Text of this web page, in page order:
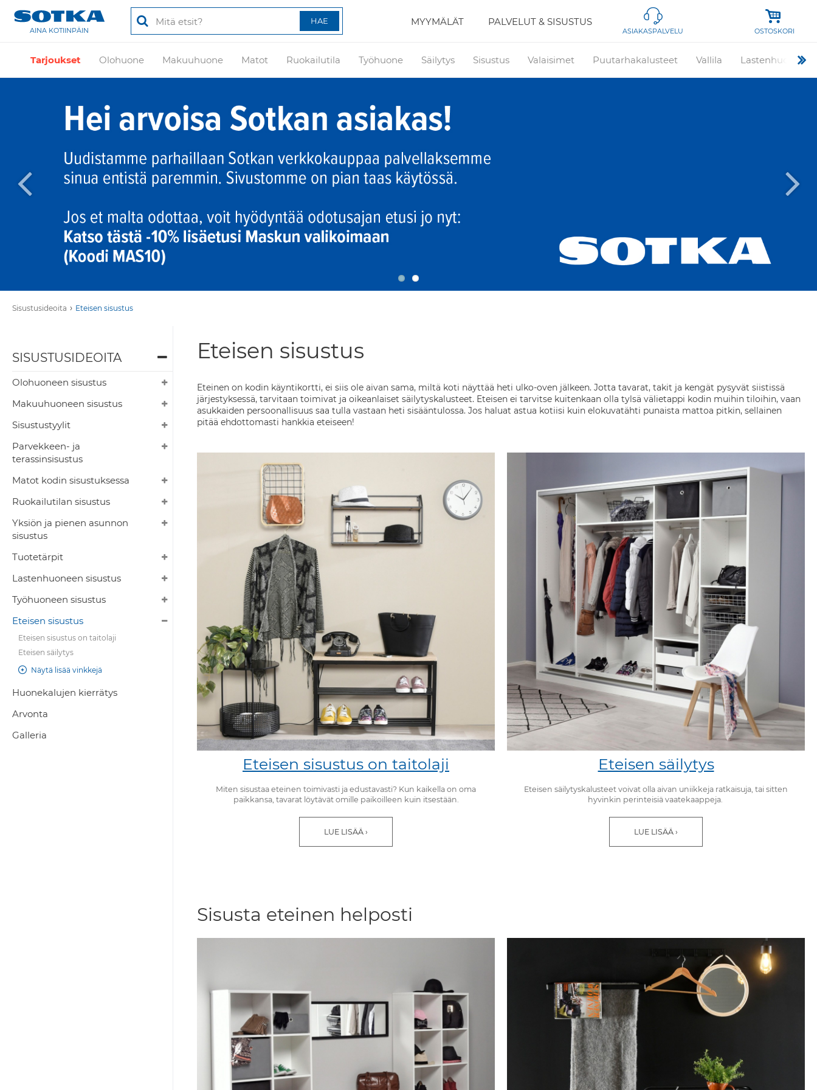
AINA KOTIINPÄIN ASIAKASPALVELU OSTOSKORI
Tarjoukset Olohuone Makuuhuone Matot Ruokailutila Työhuone Säilytys Sisustus Valaisimet Puutarhakalusteet Vallila Lastenhuone
MYYMÄLÄT PALVELUT & SISUSTUS
Sisustusideoita › Eteisen sisustus
SISUSTUSIDEOITA
Olohuoneen sisustus
Makuuhuoneen sisustus
Sisustustyylit
Parvekkeen- ja
terassinsisustus
Matot kodin sisustuksessa
Ruokailutilan sisustus
Yksiön ja pienen asunnon
sisustus
Tuotetärpit
Lastenhuoneen sisustus
Työhuoneen sisustus
Eteisen sisustus
Eteisen sisustus on taitolaji
Eteisen säilytys
Näytä lisää vinkkejä
Huonekalujen kierrätys
Arvonta
Galleria
Eteisen sisustus
Eteinen on kodin käyntikortti, ei siis ole aivan sama, miltä koti näyttää heti ulko-oven jälkeen. Jotta tavarat, takit ja kengät pysyvät siistissä
järjestyksessä, tarvitaan toimivat ja oikeanlaiset säilytyskalusteet. Eteisen ei tarvitse kuitenkaan olla tylsä välietappi kodin muihin tiloihin, vaan
asukkaiden persoonallisuus saa tulla vastaan heti sisääntulossa. Jos haluat astua kotiisi kuin elokuvatähti punaista mattoa pitkin, sellainen
pitää ehdottomasti hankkia eteiseen!
Eteisen sisustus on taitolaji
Miten sisustaa eteinen toimivasti ja edustavasti? Kun kaikella on oma
paikkansa, tavarat löytävät omille paikoilleen kuin itsestään.
LUE LISÄÄ
Eteisen säilytys
Eteisen säilytyskalusteet voivat olla aivan uniikkeja ratkaisuja, tai sitten
hyvinkin perinteisiä vaatekaappeja.
LUE LISÄÄ
Sisusta eteinen helposti